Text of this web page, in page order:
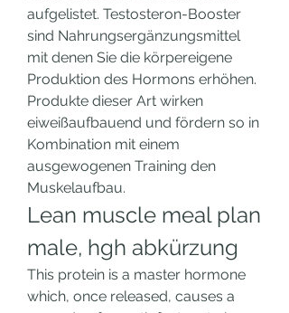
aufgelistet. Testosteron-Booster
sind Nahrungsergänzungsmittel
mit denen Sie die körpereigene
Produktion des Hormons erhöhen.
Produkte dieser Art wirken
eiweißaufbauend und fördern so in
Kombination mit einem
ausgewogenen Training den
Muskelaufbau.
Lean muscle meal plan
male, hgh abkürzung
This protein is a master hormone
which, once released, causes a